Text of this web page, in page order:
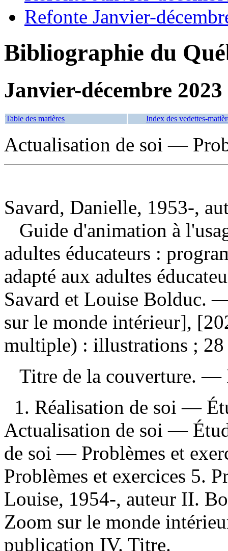
Refonte Janvier-
Bibliographie du
Janvier-décembre 2023
Table des matières Index des vedettes-
Actualisation de soi —
Savard, Danielle, 1953-,
Guide d'animation à
adultes éducateurs :
adapté aux adultes
Savard et Louise Bolduc.
sur le monde intérieur],
multiple) : illustrations ; 28
Titre de la couverture. —
1. Réalisation de soi —
Actualisation de soi —
de soi — Problèmes et
Problèmes et exercices 5.
Louise, 1954-, auteur II.
Zoom sur le monde
publication IV. Titre.